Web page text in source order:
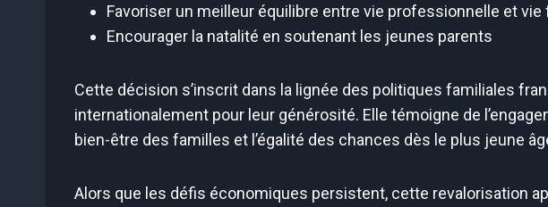
Favoriser un meilleur équilibre entre vie professionnelle et vie
Encourager la natalité en soutenant les jeunes parents
Cette décision s’inscrit dans la lignée des politiques familiales
internationalement pour leur générosité. Elle témoigne de
bien-être des familles et l’égalité des chances dès le plus jeune
Alors que les défis économiques persistent, cette revalorisation